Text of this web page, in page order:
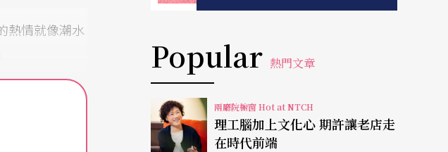
熱情就像潮水
易湮滅，只能
版《牡丹
Popular 熱門文章
兩廳院櫥窗 Hot at NTCH
理工腦加上文化心 期許讓老店走
在時代前端